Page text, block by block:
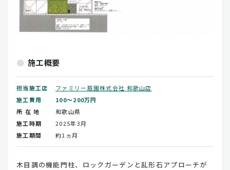
施工概要
担当施工店
ファミリー庭園株式会社 和歌山店
施工費用
100～200万円
所 在 地
和歌山県
施工時期
2025年3月
施工期間
約1ヵ月
木目調の機能門柱、ロックガーデンと乱形石アプローチが